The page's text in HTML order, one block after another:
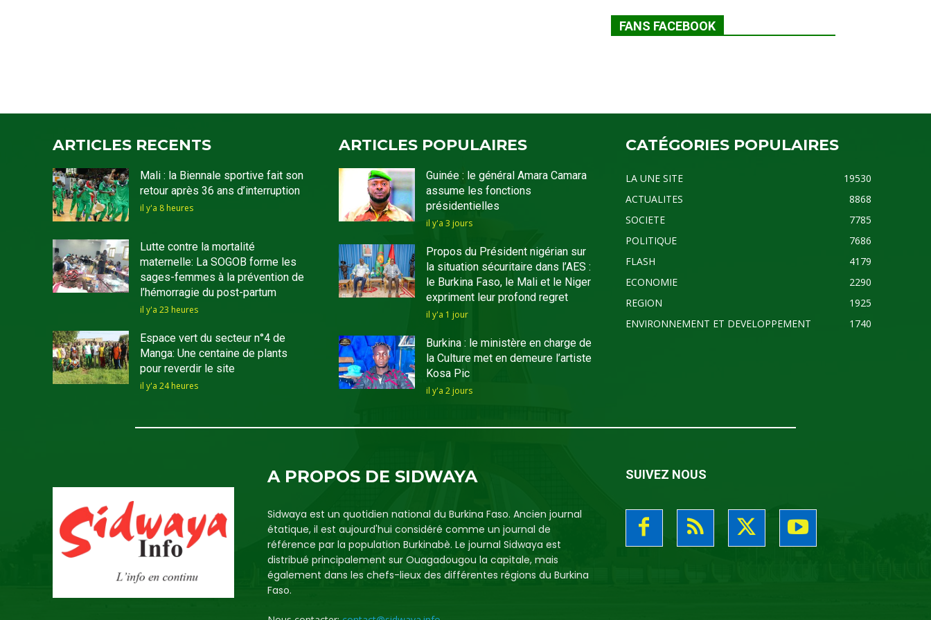
FANS FACEBOOK
ARTICLES RECENTS
Mali : la Biennale sportive fait son
retour après 36 ans d’interruption
il y'a 8 heures
Lutte contre la mortalité
maternelle: La SOGOB forme les
sages-femmes à la prévention de
l’hémorragie du post-partum
il y'a 23 heures
Espace vert du secteur n°4 de
Manga: Une centaine de plants
pour reverdir le site
il y'a 24 heures
ARTICLES POPULAIRES
Guinée : le général Amara Camara
assume les fonctions
présidentielles
il y'a 3 jours
Propos du Président nigérian sur
la situation sécuritaire dans l’AES :
le Burkina Faso, le Mali et le Niger
expriment leur profond regret
il y'a 1 jour
Burkina : le ministère en charge de
la Culture met en demeure l’artiste
Kosa Pic
il y'a 2 jours
CATÉGORIES POPULAIRES
LA UNE SITE
19530
ACTUALITES
8868
SOCIETE
7785
POLITIQUE
7686
FLASH
4179
ECONOMIE
2290
REGION
1925
ENVIRONNEMENT ET DEVELOPPEMENT
1740
A PROPOS DE SIDWAYA
Sidwaya est un quotidien national du Burkina Faso. Ancien journal
étatique, il est aujourd'hui considéré comme un journal de
référence par la population Burkinabè. Le journal Sidwaya est
distribué principalement sur Ouagadougou la capitale, mais
également dans les chefs-lieux des différentes régions du Burkina
Faso.
SUIVEZ NOUS